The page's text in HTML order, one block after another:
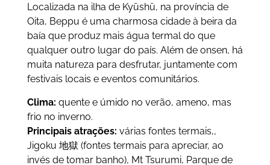
Localizada na ilha de Kyūshū, na província de
Oita, Beppu é uma charmosa cidade à beira da
baía que produz mais água termal do que
qualquer outro lugar do país. Além de onsen, há
muita natureza para desfrutar, juntamente com
festivais locais e eventos comunitários.
Clima: quente e úmido no verão, ameno, mas
frio no inverno.
Principais atrações: várias fontes termais,,
Jigoku 地獄 (fontes termais para apreciar, ao
invés de tomar banho), Mt Tsurumi, Parque de